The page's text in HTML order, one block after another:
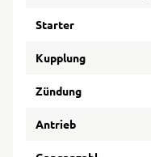
Starter
Kupplung
Zündung
Antrieb